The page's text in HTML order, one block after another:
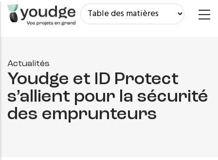
Aller
au
Actualités
Youdge et ID Protect
s’allient pour la sécurité
des emprunteurs